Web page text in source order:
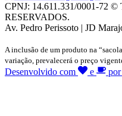
CPNJ: 14.611.331/0001-72
RESERVADOS.
Av. Pedro Perissoto | JD
A inclusão de um produto na
variação, prevalecerá o preço
Desenvolvido com e